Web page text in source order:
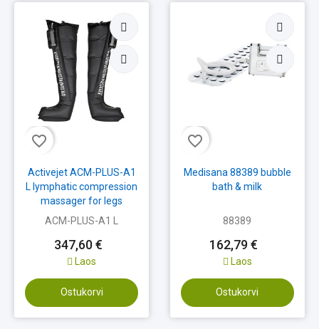
favorite_border
Activejet ACM-PLUS-A1
L lymphatic compression
massager for legs
ACM-PLUS-A1 L
347,60 €
Laos
Ostukorvi
favorite_border
Medisana 88389 bubble
bath & milk
88389
162,79 €
Laos
Ostukorvi